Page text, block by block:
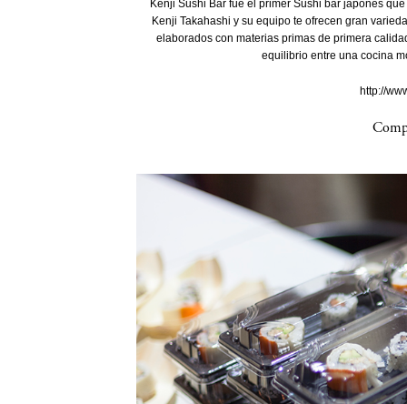
Kenji Sushi Bar fue el primer Sushi bar japonés
Kenji Takahashi y su equipo te ofrecen gran
elaborados con materias primas de primera
equilibrio entre una cocina
http://